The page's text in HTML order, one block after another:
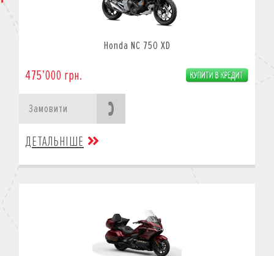
Honda NC 750 XD
475’000 грн.
Замовити
ДЕТАЛЬНІШЕ